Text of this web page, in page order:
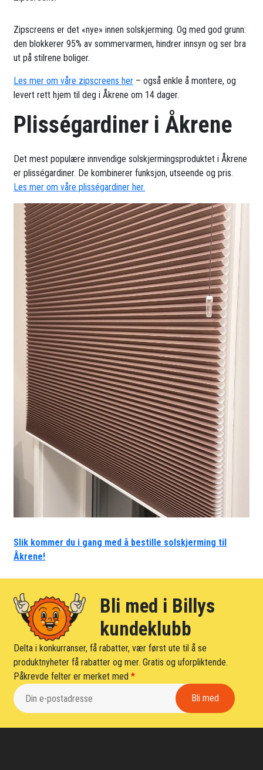
Zipscreens er det «nye» innen solskjerming. Og med god grunn:
den blokkerer 95% av sommervarmen, hindrer innsyn og ser bra
ut på stilrene boliger.
Les mer om våre zipscreens her – også enkle å montere, og
levert rett hjem til deg i Åkrene om 14 dager.
Plisségardiner i Åkrene
Det mest populære innvendige solskjermingsproduktet i Åkrene
er plisségardiner. De kombinerer funksjon, utseende og pris.
Les mer om våre plisségardiner her.
Slik kommer du i gang med å bestille solskjerming til
Åkrene!
Bli med i Billys
kundeklubb
Delta i konkurranser, få rabatter, vær først ute til å se
produktnyheter få rabatter og mer. Gratis og uforpliktende.
Påkrevde felter er merket med*